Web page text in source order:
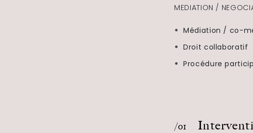
MEDIATION /
Médiation / co-
Droit collaboratif
Procédure
/o1